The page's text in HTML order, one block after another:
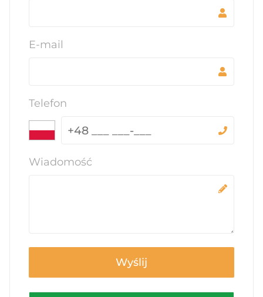
E-mail
Telefon
Wiadomość
Wyślij